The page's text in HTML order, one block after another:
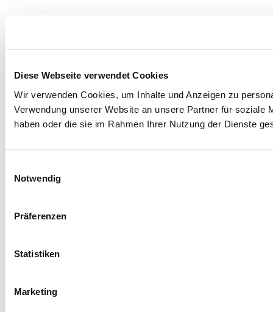
Diese Webseite verwendet Cookies
Wir verwenden Cookies, um Inhalte und Anzeigen zu
Verwendung unserer Website an unsere Partner für soziale
haben oder die sie im Rahmen Ihrer Nutzung der Dienste
Notwendig
Präferenzen
Statistiken
Marketing